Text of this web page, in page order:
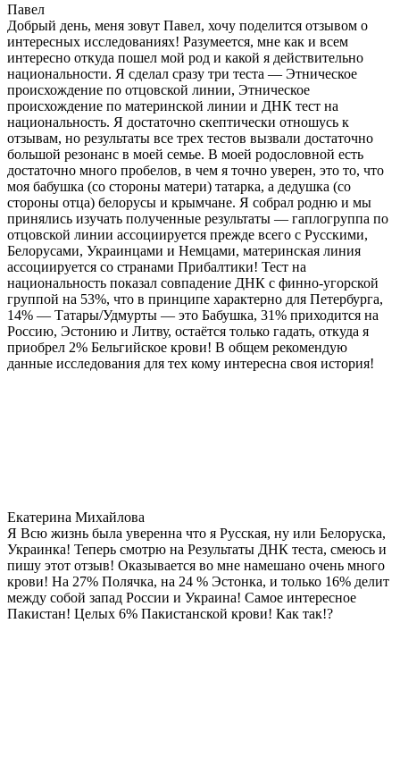
Павел
Добрый день, меня зовут Павел, хочу поделится отзывом о
интересных исследованиях! Разумеется, мне как и всем
интересно откуда пошел мой род и какой я действительно
национальности. Я сделал сразу три теста — Этническое
происхождение по отцовской линии, Этническое
происхождение по материнской линии и ДНК тест на
национальность. Я достаточно скептически отношусь к
отзывам, но результаты все трех тестов вызвали достаточно
большой резонанс в моей семье. В моей родословной есть
достаточно много пробелов, в чем я точно уверен, это то, что
моя бабушка (со стороны матери) татарка, а дедушка (со
стороны отца) белорусы и крымчане. Я собрал родню и мы
принялись изучать полученные результаты — гаплогруппа по
отцовской линии ассоциируется прежде всего с Русскими,
Белорусами, Украинцами и Немцами, материнская линия
ассоциируется со странами Прибалтики! Тест на
национальность показал совпадение ДНК с финно-угорской
группой на 53%, что в принципе характерно для Петербурга,
14% — Татары/Удмурты — это Бабушка, 31% приходится на
Россию, Эстонию и Литву, остаётся только гадать, откуда я
приобрел 2% Бельгийское крови! В общем рекомендую
данные исследования для тех кому интересна своя история!
Екатерина Михайлова
Я Всю жизнь была уверенна что я Русская, ну или Белоруска,
Украинка! Теперь смотрю на Результаты ДНК теста, смеюсь и
пишу этот отзыв! Оказывается во мне намешано очень много
крови! На 27% Полячка, на 24 % Эстонка, и только 16% делит
между собой запад России и Украина! Самое интересное
Пакистан! Целых 6% Пакистанской крови! Как так!?